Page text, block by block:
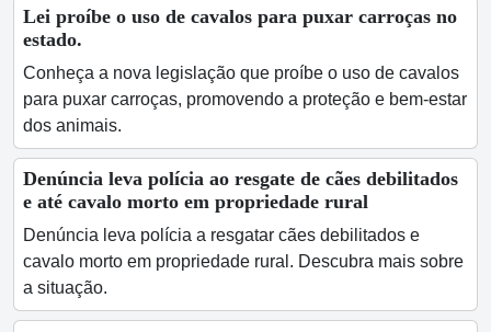
Lei proíbe o uso de cavalos para puxar carroças no
estado.
Conheça a nova legislação que proíbe o uso de cavalos
para puxar carroças, promovendo a proteção e bem-estar
dos animais.
Denúncia leva polícia ao resgate de cães debilitados
e até cavalo morto em propriedade rural
Denúncia leva polícia a resgatar cães debilitados e
cavalo morto em propriedade rural. Descubra mais sobre
a situação.